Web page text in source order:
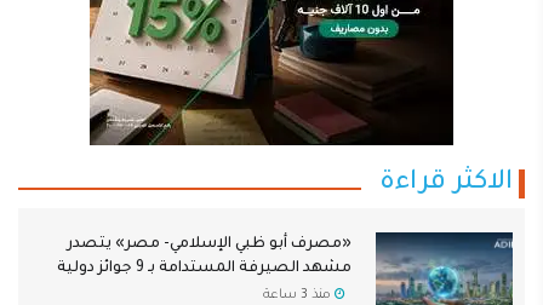
الاكثر قراءة
«مصرف أبو ظبي الإسلامي- مصر» يتصدر
مشهد الصيرفة المستدامة بـ 9 جوائز دولية
منذ 3 ساعة